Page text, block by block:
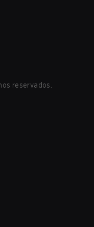
reservados.